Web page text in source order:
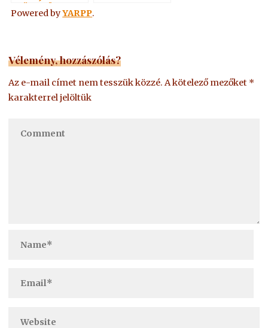
KÖNYVÜNK
Powered byYARPP.
Vélemény, hozzászólás?
Az e-mail címet nem tesszük közzé. A kötelező mezőket *
karakterrel jelöltük